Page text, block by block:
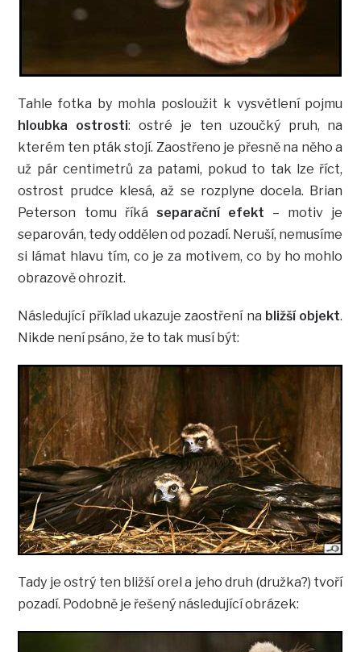
Tahle fotka by mohla posloužit k vysvětlení pojmu
hloubka ostrosti: ostré je ten uzoučký pruh, na
kterém ten pták stojí. Zaostřeno je přesně na něho a
už pár centimetrů za patami, pokud to tak lze říct,
ostrost prudce klesá, až se rozplyne docela. Brian
Peterson tomu říká separační efekt – motiv je
separován, tedy oddělen od pozadí. Neruší, nemusíme
si lámat hlavu tím, co je za motivem, co by ho mohlo
obrazově ohrozit.
Následující příklad ukazuje zaostření na bližší objekt.
Nikde není psáno, že to tak musí být:
Tady je ostrý ten bližší orel a jeho druh (družka?) tvoří
pozadí. Podobně je řešený následující obrázek: